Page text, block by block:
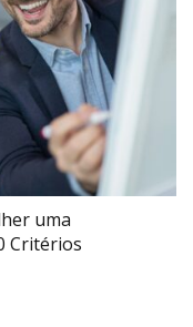
uma
Critérios